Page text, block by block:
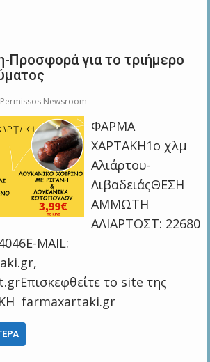
Προσφορά για το τριήμερο
Permissos Newsroom
ΦΑΡΜΑ
ΧΑΡΤΑΚΗ1ο χλμ
Αλιάρτου-
ΛιβαδειάςΘΕΣΗ
ΑΜΜΩΤΗ
ΑΛΙΑΡΤΟΣΤ: 22680
MAIL:
το site της
farmaxartaki.gr